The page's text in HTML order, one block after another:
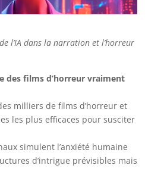
l’IA dans la narration et l’horreur
des films d’horreur vraiment
milliers de films d’horreur et
les plus efficaces pour susciter
simulent l’anxiété humaine
d’intrigue prévisibles mais